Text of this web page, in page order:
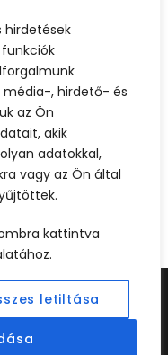
hirdetések
média-, hirdető- és
az Ön
akik
adatokkal,
vagy az Ön által
kattintva
letiltása